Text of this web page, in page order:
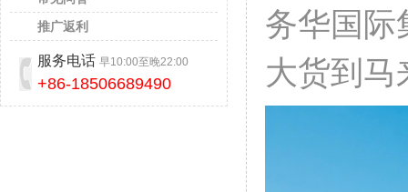
推广返利
服务电话 早10:00至晚22:00
+86-18506689490
务华国际
大货到马